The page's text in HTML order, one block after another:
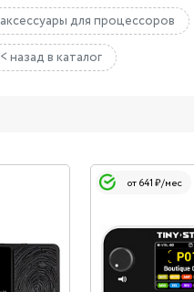
аксессуары для процессоров
< назад в каталог
от 641 ₽/мес